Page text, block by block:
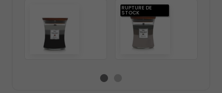
RUPTURE DE
STOCK